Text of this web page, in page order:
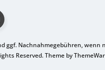
ggf. Nachnahmegebühren, wenn
Reserved. Theme by